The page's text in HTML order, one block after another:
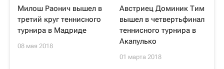
Милош Раонич вышел в
третий круг теннисного
турнира в Мадриде
08 мая 2018
Австриец Доминик Тим
вышел в четвертьфинал
теннисного турнира в
Акапулько
01 марта 2018